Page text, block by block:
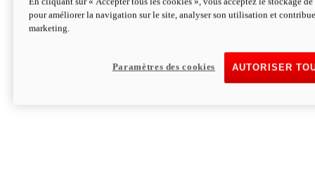
Hypermotard V2 SP 100
Découvrez-le
pour améliorer la navigation sur le site, analyser son utilisation et
marketing.
AUTORISER
Paramètres des cookies